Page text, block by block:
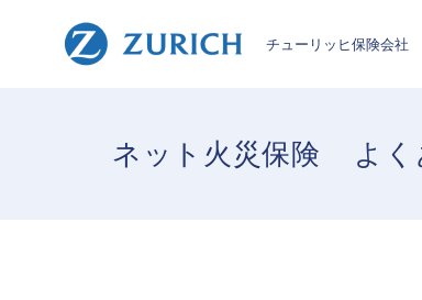
チューリッヒ保険会社
ネット火災保険 よ